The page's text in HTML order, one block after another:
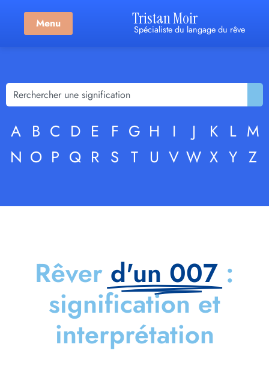
Menu Tristan Moir
Spécialiste du langage du rêve
A B C D E F G H I J K L M
N O P Q R S T U V W X Y Z
Rêver d'un 007 :
signification et
interprétation